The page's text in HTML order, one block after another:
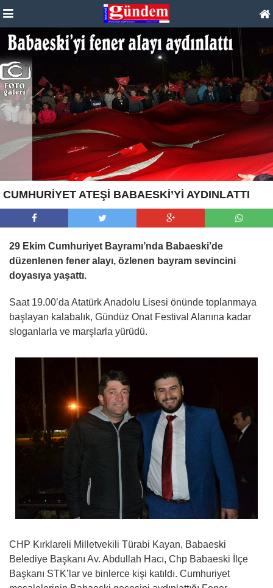
CUMHURİYET ATEŞİ BABAESKİ’Yİ AYDINLATTI
29 Ekim Cumhuriyet Bayramı’nda Babaeski’de
düzenlenen fener alayı, özlenen bayram sevincini
doyasıya yaşattı.
Saat 19.00’da Atatürk Anadolu Lisesi önünde toplanmaya
başlayan kalabalık, Gündüz Onat Festival Alanına kadar
sloganlarla ve marşlarla yürüdü.
CHP Kırklareli Milletvekili Türabi Kayan, Babaeski
Belediye Başkanı Av. Abdullah Hacı, Chp Babaeski İlçe
Başkanı STK’lar ve binlerce kişi katıldı. Cumhuriyet